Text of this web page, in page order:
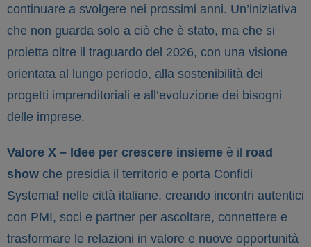
continuare a svolgere nei prossimi anni. Un’iniziativa
che non guarda solo a ciò che è stato, ma che si
proietta oltre il traguardo del 2026, con una visione
orientata al lungo periodo, alla sostenibilità dei
progetti imprenditoriali e all’evoluzione dei bisogni
delle imprese.
Valore X – Idee per crescere insieme è il road
show che presidia il territorio e porta Confidi
Systema! nelle città italiane, creando incontri autentici
con PMI, soci e partner per ascoltare, connettere e
trasformare le relazioni in valore e nuove opportunità